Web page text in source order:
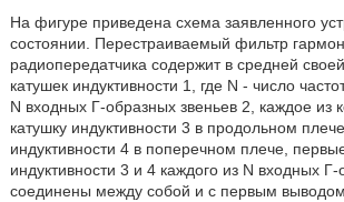
На фигуре приведена схема заявленного
состоянии. Перестраиваемый фильтр
радиопередатчика содержит в средней
катушек индуктивности 1, где N - число
N входных Г-образных звеньев 2, каждое из
катушку индуктивности 3 в продольном
индуктивности 4 в поперечном плече,
индуктивности 3 и 4 каждого из N входных
соединены между собой и с первым